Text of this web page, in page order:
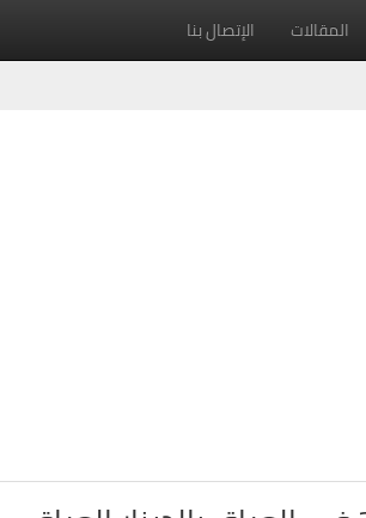
المقالات الإتصال بنا